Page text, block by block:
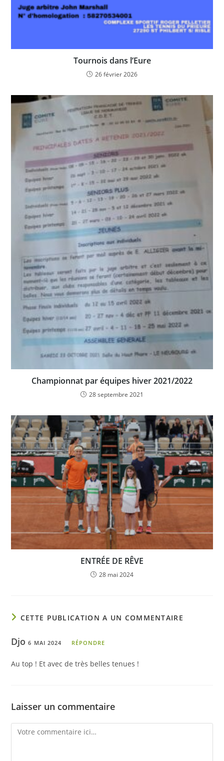
Tournois dans l’Eure
26 février 2026
Championnat par équipes hiver 2021/2022
28 septembre 2021
ENTRÉE DE RÊVE
28 mai 2024
CETTE PUBLICATION A UN COMMENTAIRE
Djo6 MAI 2024 RÉPONDRE
Au top ! Et avec de très belles tenues !
Laisser un commentaire
Comment